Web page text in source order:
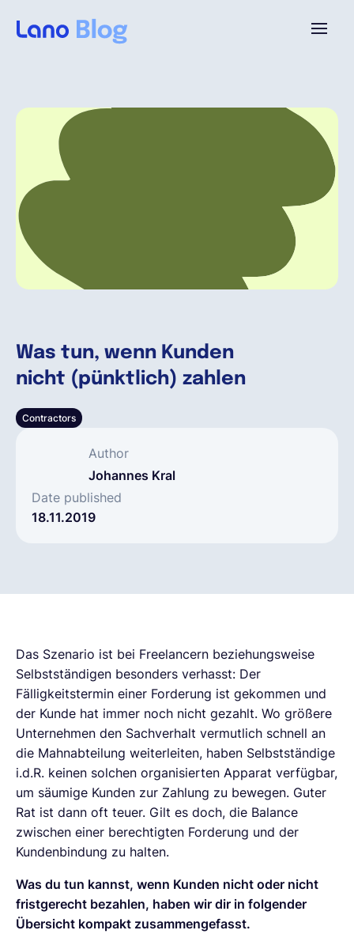
Was tun, wenn Kunden
nicht (pünktlich) zahlen
Contractors
Author
Johannes Kral
Date published
18.11.2019
Warum Lano?
Preise
Ressourcen
Deutsch
Das Szenario ist bei Freelancern beziehungsweise
Selbstständigen besonders verhasst: Der
Fälligkeitstermin einer Forderung ist gekommen und
der Kunde hat immer noch nicht gezahlt. Wo größere
Unternehmen den Sachverhalt vermutlich schnell an
die Mahnabteilung weiterleiten, haben Selbstständige
i.d.R. keinen solchen organisierten Apparat verfügbar,
um säumige Kunden zur Zahlung zu bewegen. Guter
Rat ist dann oft teuer. Gilt es doch, die Balance
zwischen einer berechtigten Forderung und der
Kundenbindung zu halten.
Was du tun kannst, wenn Kunden nicht oder nicht
fristgerecht bezahlen, haben wir dir in folgender
Übersicht kompakt zusammengefasst.